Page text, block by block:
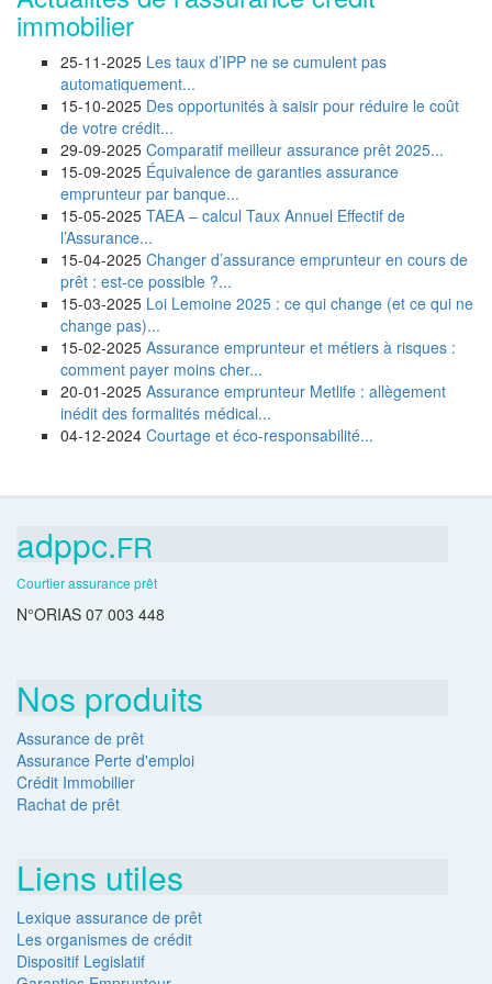
immobilier
25-11-2025 Les taux d’IPP ne se cumulent pas
automatiquement...
15-10-2025 Des opportunités à saisir pour réduire le coût
de votre crédit...
29-09-2025 Comparatif meilleur assurance prêt 2025...
15-09-2025 Équivalence de garanties assurance
emprunteur par banque...
15-05-2025 TAEA – calcul Taux Annuel Effectif de
l’Assurance...
15-04-2025 Changer d’assurance emprunteur en cours de
prêt : est-ce possible ?...
15-03-2025 Loi Lemoine 2025 : ce qui change (et ce qui ne
change pas)...
15-02-2025 Assurance emprunteur et métiers à risques :
comment payer moins cher...
20-01-2025 Assurance emprunteur Metlife : allègement
inédit des formalités médical...
04-12-2024 Courtage et éco-responsabilité...
adppc.FR
Courtier assurance prêt
N°ORIAS 07 003 448
Nos produits
Assurance de prêt
Assurance Perte d'emploi
Crédit Immobilier
Rachat de prêt
Liens utiles
Lexique assurance de prêt
Les organismes de crédit
Dispositif Legislatif